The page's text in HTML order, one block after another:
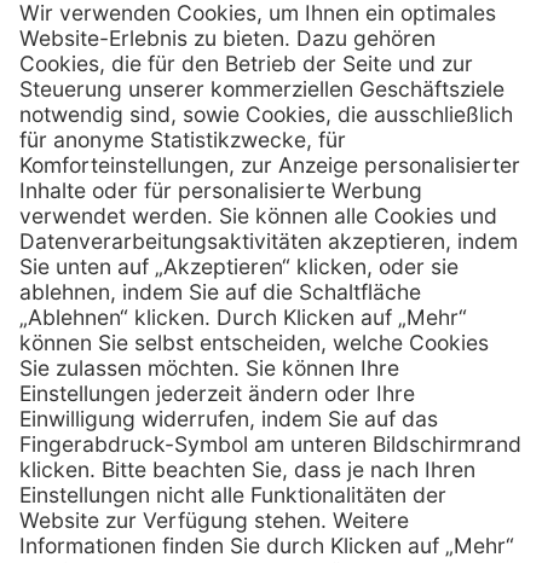
Firmensitz
Henry Schein Medical GmbH
Alt-Moabit 96 b
D-10559 Berlin
Telefon: 0800 - 888 777 6
Telefax: 0800 - 888 777 8
E-Mail: info @ henryschein-med.de
Services
Fernwartung
Vorteile
Eigenmarke
Leasing
Techn. Service
Kataloge
Hilfe
FAQs
Kontakt
Lob & Kritik
Außendienst
Retoure
E-Rechnung
Zertifikat Rechtliches